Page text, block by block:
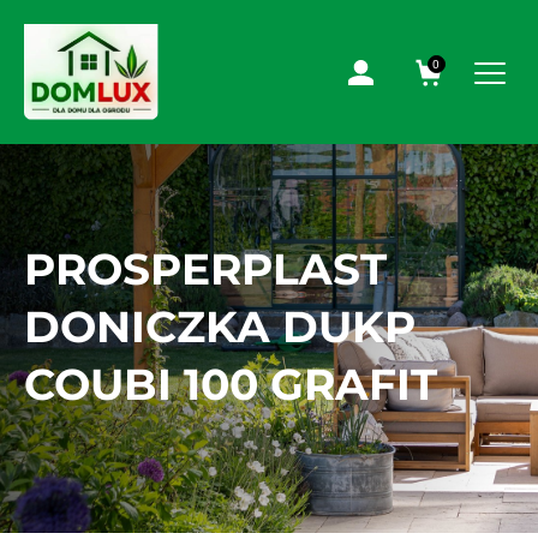
0
PROSPERPLAST
DONICZKA DUKP
COUBI 100 GRAFIT